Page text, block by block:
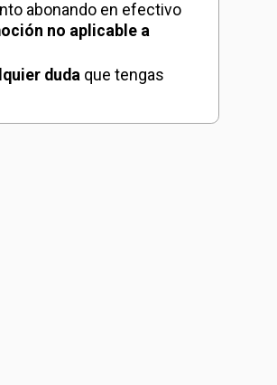
abonando en efectivo
no aplicable a
duda que tengas